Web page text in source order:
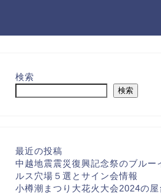
検索
検索
最近の投稿
中越地震震災復興記念祭のブルー
ルス穴場５選とサイン会情報
小樽潮まつり大花火大会2024の屋